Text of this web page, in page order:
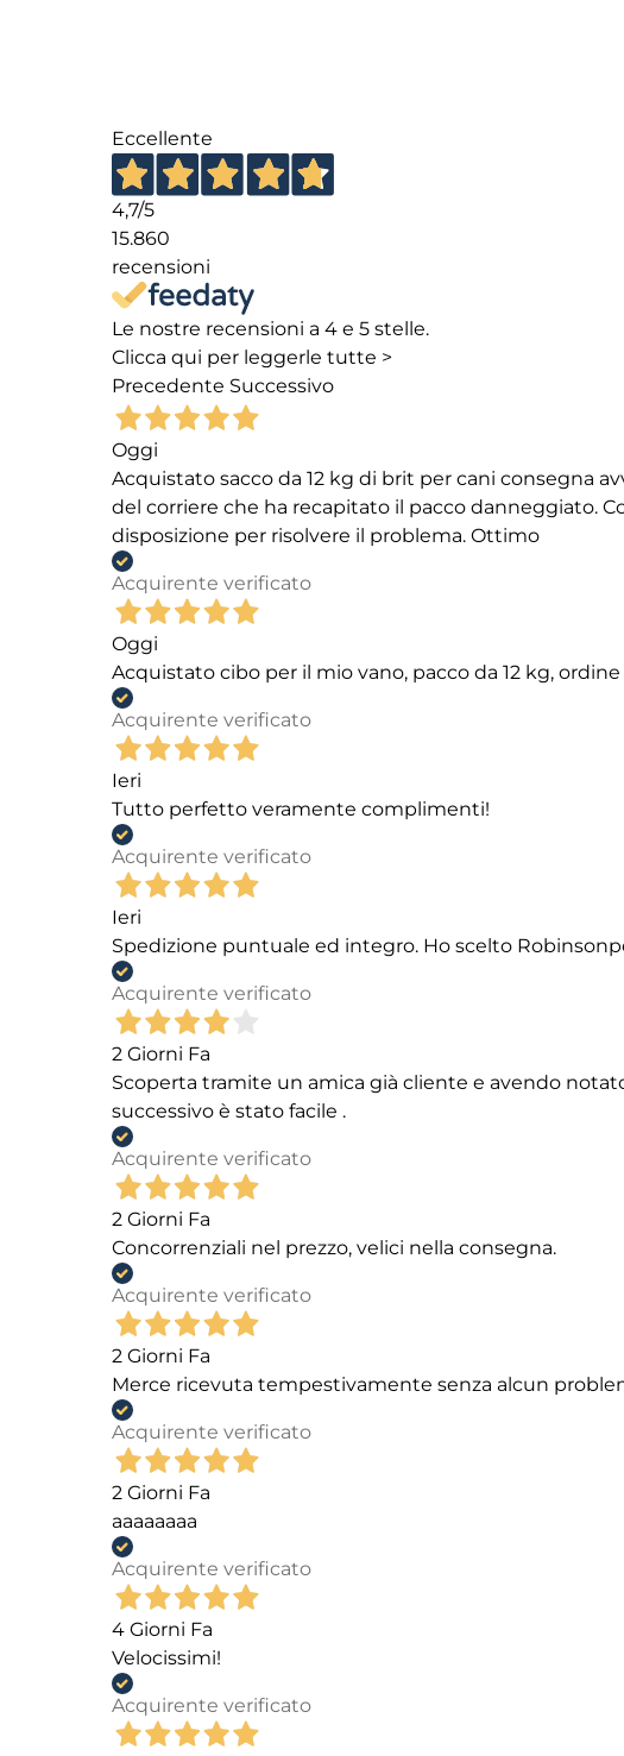
Eccellente
4,7/5
15.860
recensioni
Le nostre recensioni a 4 e 5 stelle.
Clicca qui per leggerle tutte >
Precedente Successivo
Oggi
Acquistato sacco da 12 kg di brit per cani consegna
del corriere che ha recapitato il pacco danneggiato.
disposizione per risolvere il problema. Ottimo
Acquirente verificato
Oggi
Acquistato cibo per il mio vano, pacco da 12 kg,
Acquirente verificato
Ieri
Tutto perfetto veramente complimenti!
Acquirente verificato
Ieri
Spedizione puntuale ed integro. Ho scelto
Acquirente verificato
2 Giorni Fa
Scoperta tramite un amica già cliente e avendo
successivo è stato facile .
Acquirente verificato
2 Giorni Fa
Concorrenziali nel prezzo, velici nella consegna.
Acquirente verificato
2 Giorni Fa
Merce ricevuta tempestivamente senza alcun
Acquirente verificato
2 Giorni Fa
aaaaaaaa
Acquirente verificato
4 Giorni Fa
Velocissimi!
Acquirente verificato